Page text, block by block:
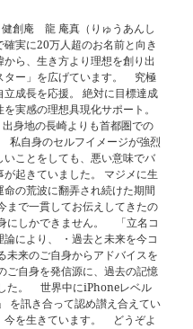
創庵 龍 庵真（りゅうあんし
実に20万人超のお名前と向き
ら、生き方より理想を創り出
ター」を広げています。 究極
成長を応援。 絶対に目標達成
実感の理想具現化サポート。
身地の長崎よりも首都圏での
自身のセルフイメージが強烈
ことをしても、悪い意味でバ
起きていました。 マジメに生
の荒波に翻弄され続けた期間
で一貫してお伝えしてきたの
にしかできません。 「立名コ
により、 ・過去と未来を今コ
未来のご自身からアドバイスを
ご自身を発信源に、過去の記憶
た。 世界中にiPhoneレベル
を訊き合って認め讃え合えてい
今を生きています。 どうぞよ